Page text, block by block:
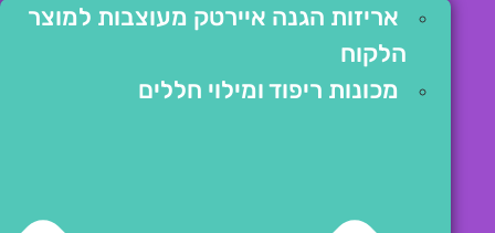
אריזות הגנה איירטק מעוצבות למוצר
הלקוח
מכונות ריפוד ומילוי חללים